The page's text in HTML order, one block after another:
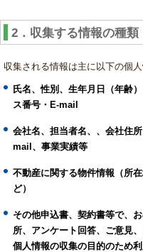
2．収集する情報の種類
収集される情報は主に以下の個人
氏名、性別、生年月日（年齢
ス番号・E-mail
会社名、担当者名、、会社住
mail、事業実績等
不動産に関する物件情報（所
ど）
その他申込書、契約書等で、
所、アンケート回答、ご意見
個人情報の収集の目的のため利